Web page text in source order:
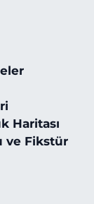
Haritası
ve Fikstür